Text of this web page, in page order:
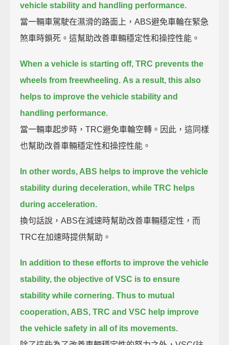
vehicle stability and handling performance.
當一輛車駕駛在濕滑的路面上，ABS避免車輪在緊急
煞車時鎖死。這幫助改善車輛穩定性和操控性能。
When a vehicle is starting off, TRC prevents the
wheels from freewheeling. As a result, this also
helps to improve the vehicle stability and
handling performance.
當一輛車起步時，TRC避免車輪空轉。因此，這同樣
也幫助改善車輛穩定性和操控性能。
In other words, ABS helps to improve the vehicle
stability during deceleration, while TRC helps
during acceleration.
換句話說，ABS在減速時幫助改善車輛穩定性，而
TRC在加速時提供幫助。
In addition to these efforts to improve the vehicle
stability, the objective of VSC is to ensure
stability while cornering. Thus to mutual
cooperation, ABS, TRC and VSC help improve
the vehicle safety in all of its movements.